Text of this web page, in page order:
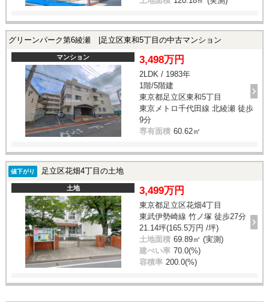
グリーンパーク第6綾瀬 |足立区東和5丁目の中古マンション
マンション 3,498万円
2LDK / 1983年
1階/5階建
東京都足立区東和5丁目
東京メトロ千代田線 北綾瀬 徒歩
9分
専有面積 60.62㎡
値下がり 足立区花畑4丁目の土地
土地 3,499万円
東京都足立区花畑4丁目
東武伊勢崎線 竹ノ塚 徒歩27分
21.14坪(165.5万円 /坪)
土地面積 69.89㎡ (実測)
建ぺい率 70.0(%)
容積率 200.0(%)